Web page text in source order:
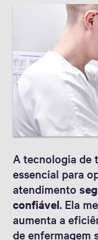
A tecnologia de
essencial para
atendimento
confiável. Ela
aumenta a
de enfermagem